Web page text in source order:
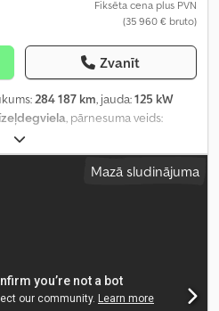
Fiksēta cena plus PVN
(35 960 € bruto)
Zvanīt
284 187 km, jauda:125 kW
, pārnesuma veids:
4x2
, sēdvietu skaits:26, Ražošanas
Mazā sludinājuma